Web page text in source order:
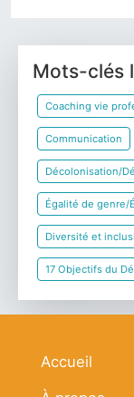
Mots-clés
Coaching vie
Communication
Décolonisation/
Égalité de genre/
Diversité et
17 Objectifs du
Navigation
Accueil